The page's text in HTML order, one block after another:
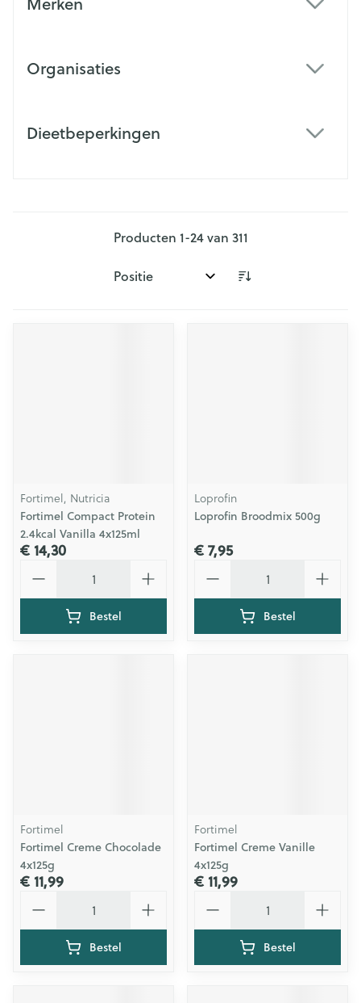
Organisaties
Dieetbeperkingen
Producten 1-24van 311
Sorteer op:
Fortimel, Nutricia
Fortimel Compact Protein
2.4kcal Vanilla 4x125ml
€ 14,30
Bestel
Loprofin
Loprofin Broodmix 500g
€ 7,95
Bestel
Fortimel
Fortimel Creme Chocolade
4x125g
€ 11,99
Bestel
Fortimel
Fortimel Creme Vanille
4x125g
€ 11,99
Bestel